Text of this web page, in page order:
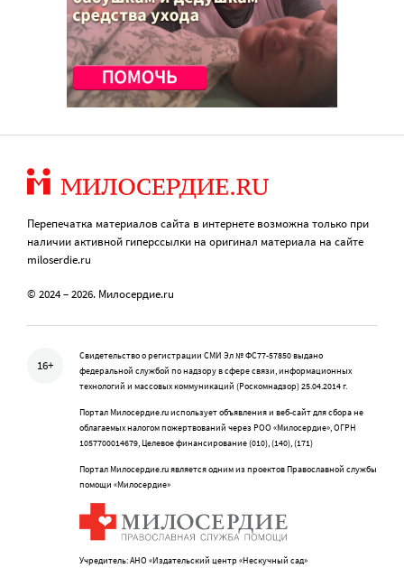
Перепечатка материалов сайта в интернете возможна только при
наличии активной гиперссылки на оригинал материала на сайте
miloserdie.ru
© 2024 – 2026. Милосердие.ru
16+
Свидетельство о регистрации СМИ Эл № ФС77-57850 выдано
федеральной службой по надзору в сфере связи, информационных
технологий и массовых коммуникаций (Роскомнадзор) 25.04.2014 г.
Портал Милосердие.ru использует объявления и веб-сайт для сбора не
облагаемых налогом пожертвований через РОО «Милосердие», ОГРН
1057700014679, Целевое финансирование (010), (140), (171)
Портал Милосердие.ru является одним из проектов Православной службы
помощи «Милосердие»
Учредитель: АНО «Издательский центр «Нескучный сад»